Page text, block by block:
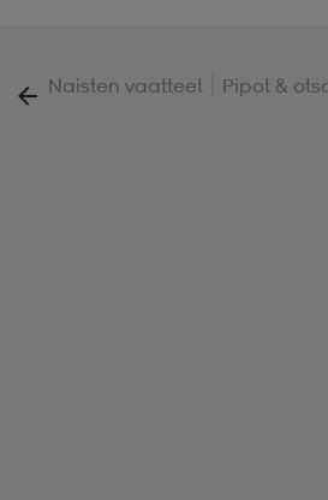
Naisten vaatteet Pipot &